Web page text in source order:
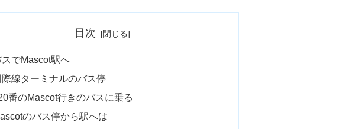
目次
スでMascot駅へ
際線ターミナルのバス停
番のMascot行きのバスに乗る
のバス停から駅へは